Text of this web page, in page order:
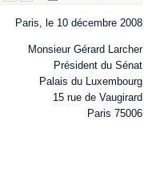
Paris, le 10 décembre 2008
Monsieur Gérard Larcher
Président du Sénat
Palais du Luxembourg
15 rue de Vaugirard
Paris 75006